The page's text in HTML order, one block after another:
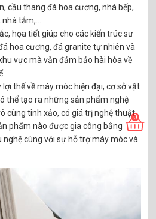
cầu thang đá hoa cương, nhà bếp,
tắm,...
họa tiết giúp cho các kiến trúc sư
hoa cương, đá granite tự nhiên và
vực mà vẫn đảm bảo hài hòa về
lợi thế về máy móc hiện đại, cơ sở vật
thể tạo ra những sản phẩm nghệ
cùng tinh xảo, có giá trị nghệ thuật
phẩm nào được gia công bằng
nghệ cùng với sự hỗ trợ máy móc và
0